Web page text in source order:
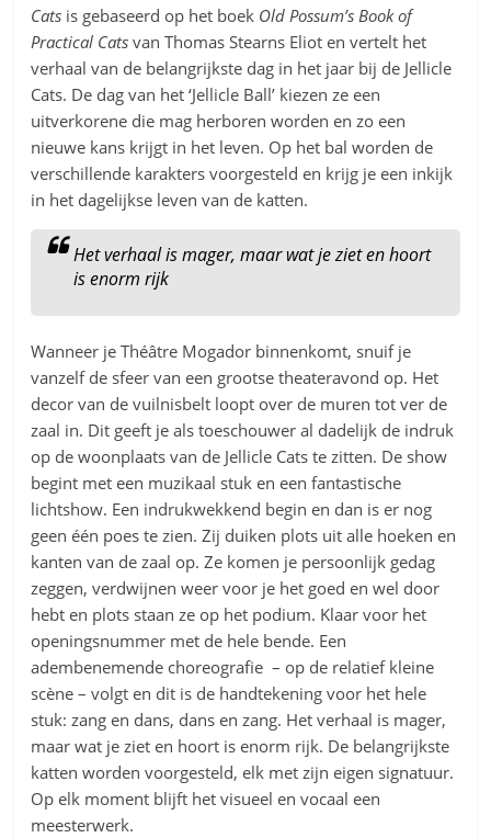
Cats is gebaseerd op het boek Old Possum’s Book of
Practical Catsvan Thomas Stearns Eliot en vertelt het
verhaal van de belangrijkste dag in het jaar bij de Jellicle
Cats. De dag van het ‘Jellicle Ball’ kiezen ze een
uitverkorene die mag herboren worden en zo een
nieuwe kans krijgt in het leven. Op het bal worden de
verschillende karakters voorgesteld en krijg je een inkijk
in het dagelijkse leven van de katten.
Het verhaal is mager, maar wat je ziet en hoort
is enorm rijk
Wanneer je Théâtre Mogador binnenkomt, snuif je
vanzelf de sfeer van een grootse theateravond op. Het
decor van de vuilnisbelt loopt over de muren tot ver de
zaal in. Dit geeft je als toeschouwer al dadelijk de indruk
op de woonplaats van de Jellicle Cats te zitten. De show
begint met een muzikaal stuk en een fantastische
lichtshow. Een indrukwekkend begin en dan is er nog
geen één poes te zien. Zij duiken plots uit alle hoeken en
kanten van de zaal op. Ze komen je persoonlijk gedag
zeggen, verdwijnen weer voor je het goed en wel door
hebt en plots staan ze op het podium. Klaar voor het
openingsnummer met de hele bende. Een
adembenemende choreografie – op de relatief kleine
scène – volgt en dit is de handtekening voor het hele
stuk: zang en dans, dans en zang. Het verhaal is mager,
maar wat je ziet en hoort is enorm rijk. De belangrijkste
katten worden voorgesteld, elk met zijn eigen signatuur.
Op elk moment blijft het visueel en vocaal een
meesterwerk.